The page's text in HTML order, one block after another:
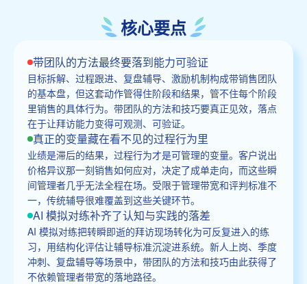
核心要点
带团队的方法最终要落到能力可验证
目标拆解、过程跟进、复盘辅导、激励机制构成带销售团队
的基本盘，但这套动作管得住阶段和结果，管不住每个阶段
里销售的具体行为。带团队的方法和技巧要真正见效，落点
在于让拜访能力变得可观测、可验证。
真正的变量藏在看不见的过程行为里
业绩是滞后的结果，过程行为才是可管理的变量。客户说出
价格异议那一刻销售如何应对，决定了成单走向，而这些瞬
间管理者几乎无法全程在场。受限于管理带宽和评判标准不
一，传统辅导很难覆盖到这些关键环节。
AI 模拟对练补齐了认知与实践的落差
AI 模拟对练把转瞬即逝的拜访现场转化为可反复进入的练
习，用结构化评估让辅导标准沉淀进系统。新人上岗、季度
冲刺、复盘辅导等场景中，带团队的方法和技巧由此获得了
不依赖管理者带宽的落地路径。